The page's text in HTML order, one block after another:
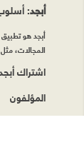
أبجد:
أبجد هو
المجالات،
اشتراك
المؤلفون